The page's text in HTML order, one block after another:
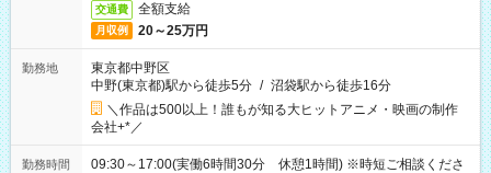
交通費 全額支給
月収例 20～25万円
勤務地
東京都中野区
中野(東京都)駅から徒歩5分 / 沼袋駅から徒歩16分
＼作品は500以上！誰もが知る大ヒットアニメ・映画の制作
会社+*／
勤務時間
09:30～17:00(実働6時間30分 休憩1時間) ※時短ご相談くださ